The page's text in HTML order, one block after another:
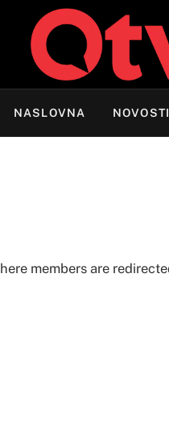
NASLOVNA NOVOSTI
members are